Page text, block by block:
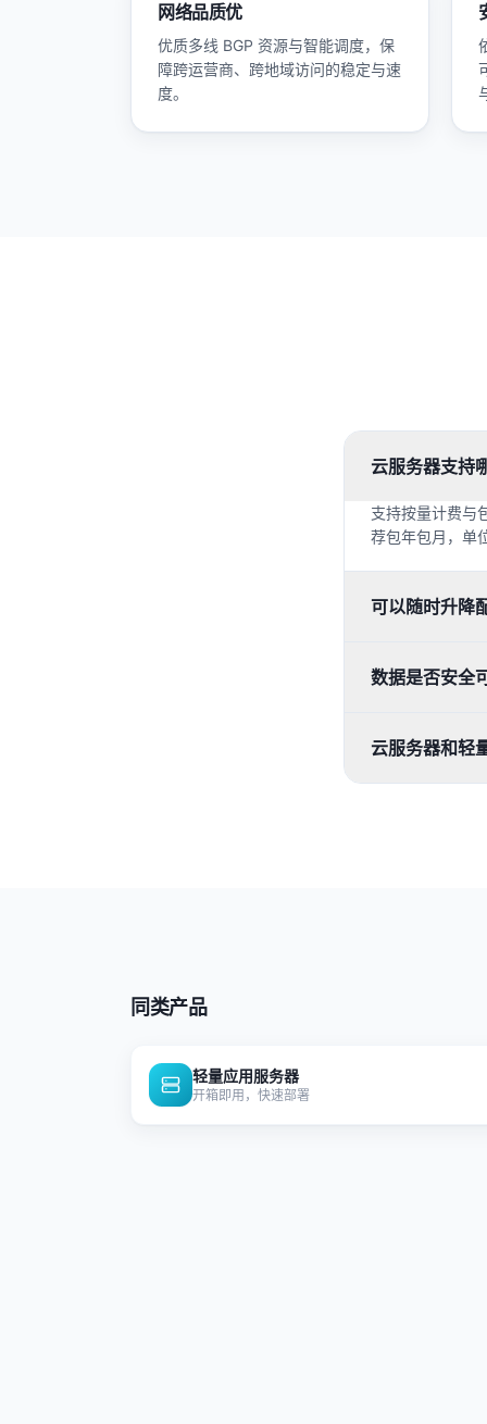
网络品质优
优质多线 BGP 资源与智能调度，保
障跨运营商、跨地域访问的稳定与速
度。
云服务器支持
支持按量计费与
荐包年包月，单
可以随时升降
数据是否安全
云服务器和轻
同类产品
轻量应用服务器
开箱即用，快速部署